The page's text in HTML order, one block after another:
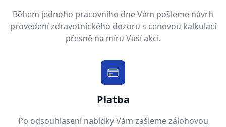
Během jednoho pracovního dne Vám pošleme návrh
provedení zdravotnického dozoru s cenovou kalkulací
přesně na míru Vaší akci.
Platba
Po odsouhlasení nabídky Vám zašleme zálohovou